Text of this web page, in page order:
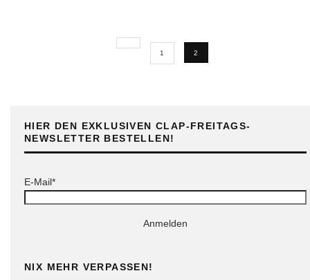
1 2
HIER DEN EXKLUSIVEN CLAP-FREITAGS-
NEWSLETTER BESTELLEN!
E-Mail*
Anmelden
NIX MEHR VERPASSEN!